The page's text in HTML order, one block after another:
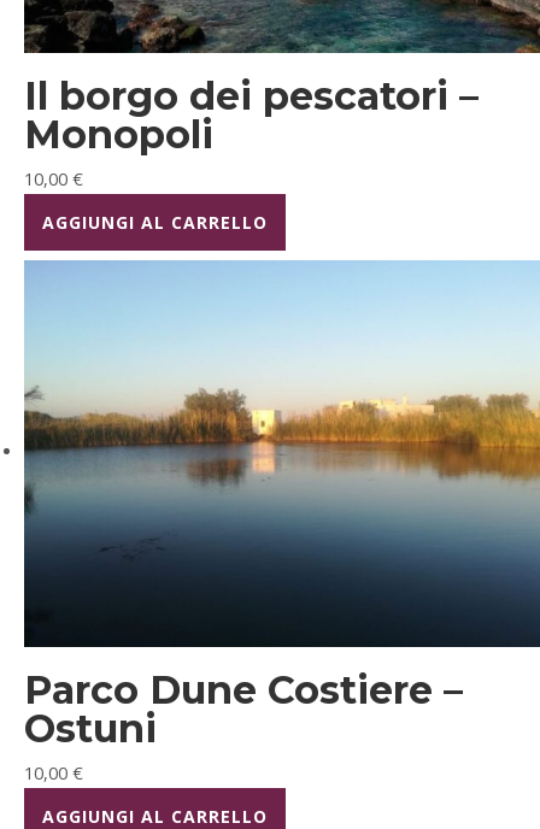
Il borgo dei pescatori –
Monopoli
10,00 €
AGGIUNGI AL CARRELLO
Parco Dune Costiere –
Ostuni
10,00 €
AGGIUNGI AL CARRELLO